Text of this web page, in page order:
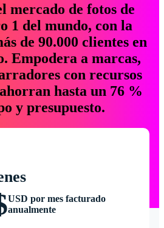
mercado de fotos de
1 del mundo, con la
de 90.000 clientes en
Empodera a marcas,
con recursos
hasta un 76 %
y presupuesto.
USD por mes facturado
anualmente